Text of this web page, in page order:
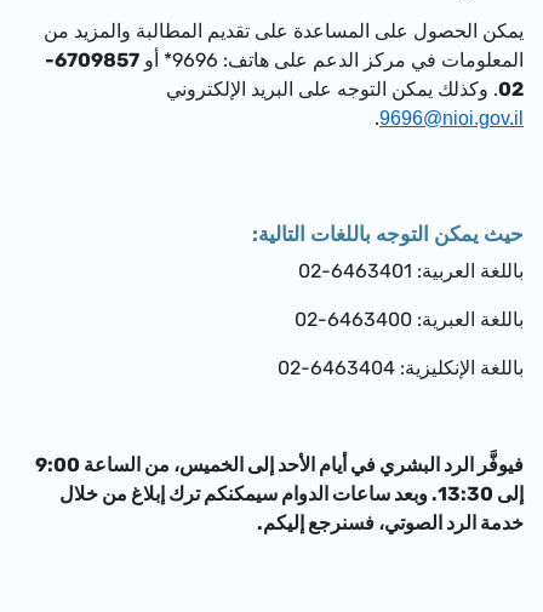
يمكن الحصول على المساعدة على تقديم المطالبة والمزيد من
المعلومات في مركز الدعم على هاتف: 9696* أو
6709857-
02. وكذلك يمكن التوجه على البريد الإلكتروني
9696@nioi.gov.il
.
حيث يمكن التوجه باللغات التالية:
باللغة العربية:6463401-02
باللغة العبرية:6463400-02
باللغة الإنكليزية:6463404-02
فيوفَّر الرد البشري في أيام الأحد إلى الخميس، من الساعة 9:00
إلى 13:30. وبعد ساعات الدوام سيمكنكم ترك إبلاغ من خلال
خدمة الرد الصوتي، فسنرجع إليكم.